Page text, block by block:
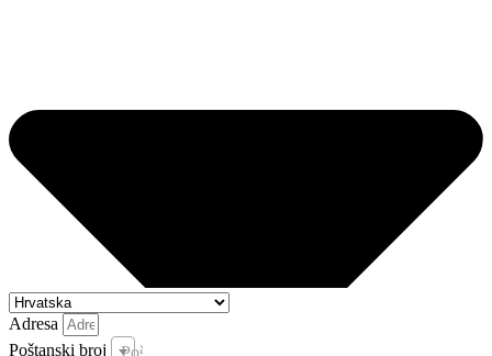
Adresa
Poštanski broj